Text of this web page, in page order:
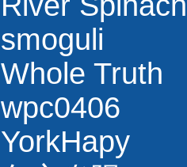
smoguli
Whole Truth
wpc0406
YorkHapy